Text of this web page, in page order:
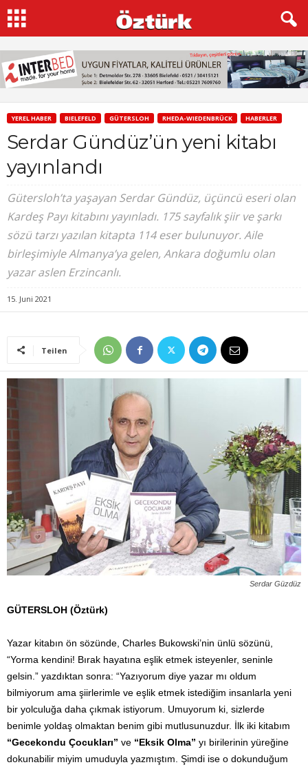
YEREL HABER BIELEFELD GÜTERSLOH RHEDA-WIEDENBRÜCK HABERLER
Serdar Gündüz’ün yeni kitabı
yayınlandı
Gütersloh’ta yaşayan Serdar Gündüz, üçüncü eseri olan
Kardeş Payı kitabını yayınladı. 175 sayfalık şiir ve şarkı
sözü tarzı yazılan kitapta 114 eser bulunuyor. Aile
birleşimiyle Almanya’ya gelen, Ankara doğumlu olan
yazar aslen Erzincanlı.
15. Juni 2021
Teilen
Serdar Güzdüz
GÜTERSLOH (Öztürk)
Yazar kitabın ön sözünde, Charles Bukowski’nin ünlü sözünü,
“Yorma kendini! Bırak hayatına eşlik etmek isteyenler, seninle
gelsin.” yazdıktan sonra: “Yazıyorum diye yazar mı oldum
bilmiyorum ama şiirlerimle ve eşlik etmek istediğim insanlarla yeni
bir yolculuğa daha çıkmak istiyorum. Umuyorum ki, sizlerde
benimle yoldaş olmaktan benim gibi mutlusunuzdur. İlk iki kitabım
“Gecekondu Çocukları” ve “Eksik Olma” yı birilerinin yüreğine
dokunabilir miyim umuduyla yazmıştım. Şimdi ise o dokunduğum